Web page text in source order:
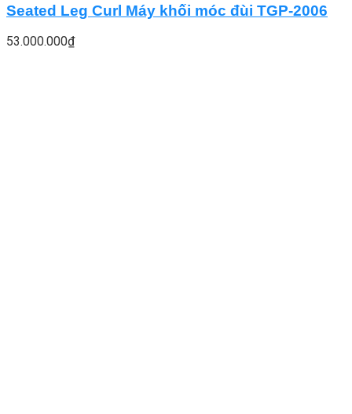
Seated Leg Curl Máy khối móc đùi TGP-2006
53.000.000₫